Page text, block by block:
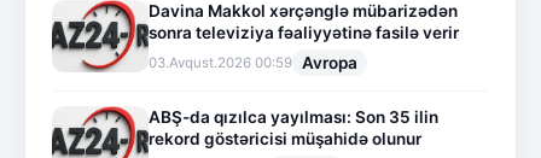
Davina Makkol xərçənglə mübarizədən
sonra televiziya fəaliyyətinə fasilə verir
03.Avqust.2026 00:59 Avropa
ABŞ-da qızılca yayılması: Son 35 ilin
rekord göstəricisi müşahidə olunur